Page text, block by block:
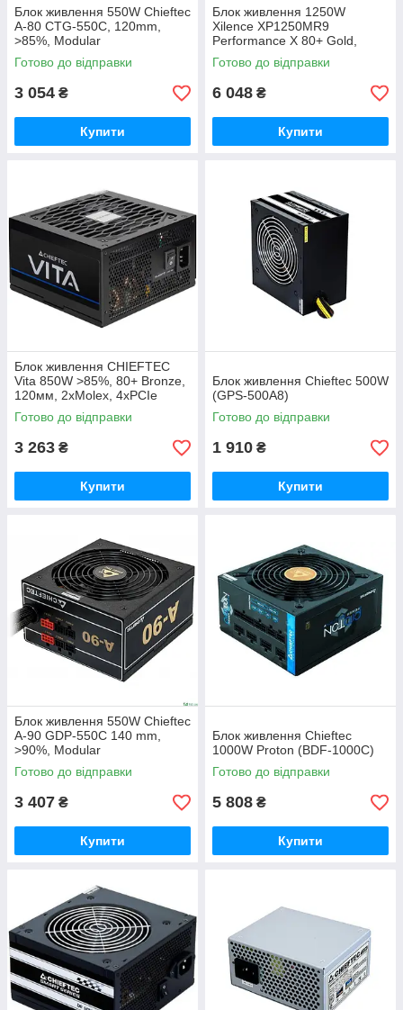
Блок живлення 550W Chieftec
A-80 CTG-550C, 120mm,
>85%, Modular
Готово до відправки
3 054 ₴
Купити
Блок живлення 1250W
Xilence XP1250MR9
Performance X 80+ Gold,
140mm, Modular
Готово до відправки
6 048 ₴
Купити
Блок живлення CHIEFTEC
Vita 850W >85%, 80+ Bronze,
120мм, 2xMolex, 4xPCIe
8pin(6+2) (BPX-850-S)
Готово до відправки
3 263 ₴
Купити
Блок живлення Chieftec 500W
(GPS-500A8)
Готово до відправки
1 910 ₴
Купити
Блок живлення 550W Chieftec
A-90 GDP-550C 140 mm,
>90%, Modular
Готово до відправки
3 407 ₴
Купити
Блок живлення Chieftec
1000W Proton (BDF-1000C)
Готово до відправки
5 808 ₴
Купити